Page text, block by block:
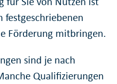
festgeschriebenen
Förderung mitbringen.
sind je nach
Qualifizierungen